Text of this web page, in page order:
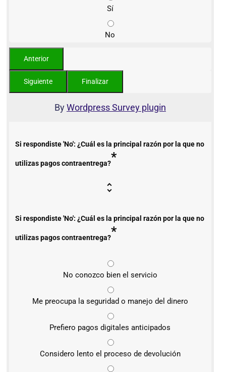
Sí
No
ByWordpress Survey plugin
Si respondiste 'No': ¿Cuál es la principal razón por la que no
utilizas pagos contraentrega?*
Si respondiste 'No': ¿Cuál es la principal razón por la que no
utilizas pagos contraentrega?*
No conozco bien el servicio
Me preocupa la seguridad o manejo del dinero
Prefiero pagos digitales anticipados
Considero lento el proceso de devolución